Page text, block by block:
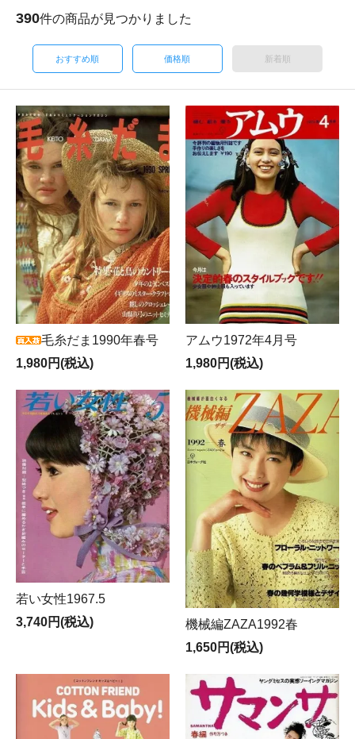
390件の商品が見つかりました
おすすめ順 価格順 新着順
毛糸だま1990年春号
1,980円(税込)
アムウ1972年4月号
1,980円(税込)
若い女性1967.5
3,740円(税込)
機械編ZAZA1992春
1,650円(税込)